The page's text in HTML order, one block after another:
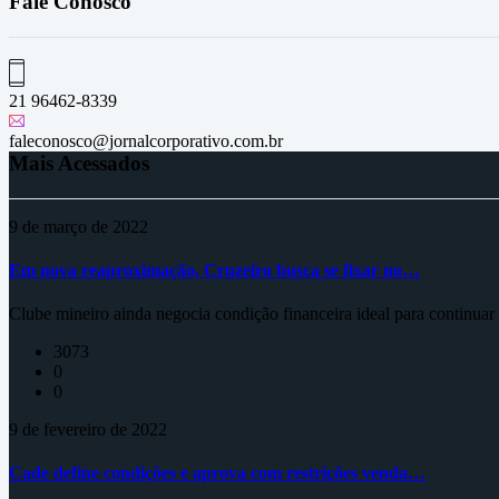
21 96462-8339
faleconosco@jornalcorporativo.com.br
Mais Acessados
9 de março de 2022
Em nova reaproximação, Cruzeiro busca se fixar no…
Clube mineiro ainda negocia condição financeira ideal para
3073
0
0
9 de fevereiro de 2022
Cade define condições e aprova com restrições venda…